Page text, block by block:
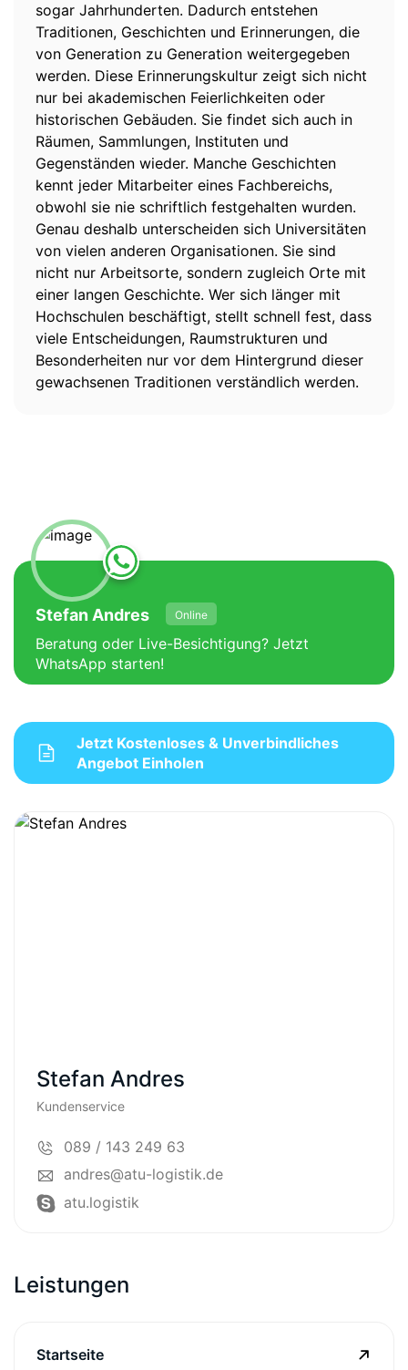
sogar Jahrhunderten. Dadurch entstehen
Traditionen, Geschichten und Erinnerungen, die
von Generation zu Generation weitergegeben
werden. Diese Erinnerungskultur zeigt sich nicht
nur bei akademischen Feierlichkeiten oder
historischen Gebäuden. Sie findet sich auch in
Räumen, Sammlungen, Instituten und
Gegenständen wieder. Manche Geschichten
kennt jeder Mitarbeiter eines Fachbereichs,
obwohl sie nie schriftlich festgehalten wurden.
Genau deshalb unterscheiden sich Universitäten
von vielen anderen Organisationen. Sie sind
nicht nur Arbeitsorte, sondern zugleich Orte mit
einer langen Geschichte. Wer sich länger mit
Hochschulen beschäftigt, stellt schnell fest, dass
viele Entscheidungen, Raumstrukturen und
Besonderheiten nur vor dem Hintergrund dieser
gewachsenen Traditionen verständlich werden.
Stefan Andres Online
Beratung oder Live-Besichtigung? Jetzt
WhatsApp starten!
Jetzt Kostenloses & Unverbindliches
Angebot Einholen
Stefan Andres
Kundenservice
089 / 143 249 63
andres@atu-logistik.de
atu.logistik
Leistungen
Startseite